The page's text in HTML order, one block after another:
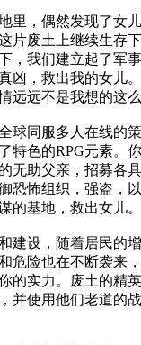
里，偶然发现了女
片废土上继续生存下
，我们建立起了军
凶，救出我的女儿
远远不是我想的这
球同服多人在线的
特色的RPG元素。
无助父亲，招募各
恐怖组织，强盗，
的基地，救出女儿。
建设，随着居民的
危险也在不断袭来
的实力。废土的精
并使用他们老道的